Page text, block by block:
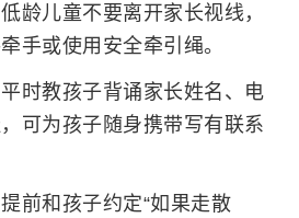
龄儿童不要离开家长视线，
手或使用安全牵引绳。
时教孩子背诵家长姓名、电
可为孩子随身携带写有联系
前和孩子约定“如果走散